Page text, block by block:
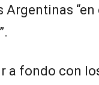
Argentinas
a fondo con